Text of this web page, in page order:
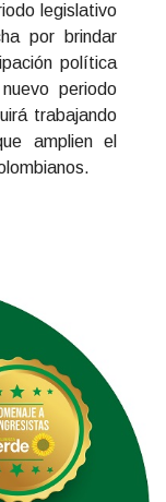
legislativo
por brindar
política
periodo
trabajando
amplien el